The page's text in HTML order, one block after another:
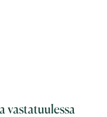
vastatuulessa